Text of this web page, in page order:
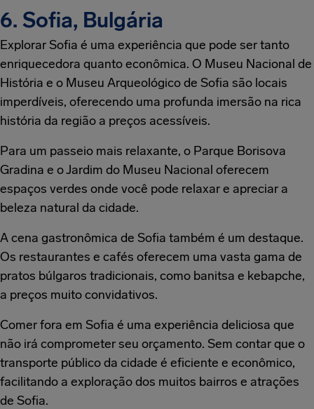
6. Sofia, Bulgária
Explorar Sofia é uma experiência que pode ser tanto
enriquecedora quanto econômica. O Museu Nacional de
História e o Museu Arqueológico de Sofia são locais
imperdíveis, oferecendo uma profunda imersão na rica
história da região a preços acessíveis.
Para um passeio mais relaxante, o Parque Borisova
Gradina e o Jardim do Museu Nacional oferecem
espaços verdes onde você pode relaxar e apreciar a
beleza natural da cidade.
A cena gastronômica de Sofia também é um destaque.
Os restaurantes e cafés oferecem uma vasta gama de
pratos búlgaros tradicionais, como banitsa e kebapche,
a preços muito convidativos.
Comer fora em Sofia é uma experiência deliciosa que
não irá comprometer seu orçamento. Sem contar que o
transporte público da cidade é eficiente e econômico,
facilitando a exploração dos muitos bairros e atrações
de Sofia.